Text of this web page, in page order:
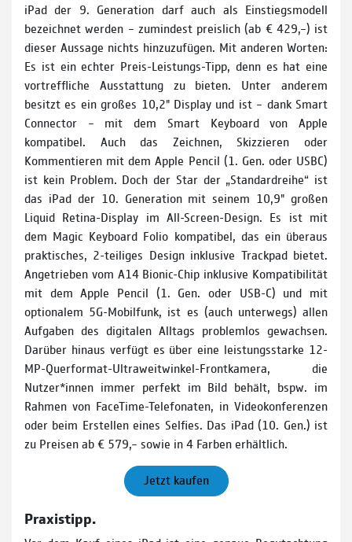
iPad der 9. Generation darf auch als Einstiegsmodell
bezeichnet werden – zumindest preislich (ab € 429,–) ist
dieser Aussage nichts hinzuzu­fügen. Mit anderen Worten:
Es ist ein echter Preis-Leistungs-Tipp, denn es hat eine
vortreffliche Ausstattung zu bieten. Unter anderem
besitzt es ein großes 10,2" Display und ist – dank Smart
Connector – mit dem Smart Keyboard von Apple
kompatibel. Auch das Zeichnen, Skizzieren oder
Kommentieren mit dem Apple Pencil (1. Gen. oder USB­C)
ist kein Problem. Doch der Star der „Standardreihe“ ist
das iPad der 10. Generation mit seinem 10,9" großen
Liquid Retina­-Display im All-­Screen-­Design. Es ist mit
dem Magic Keyboard Folio kompatibel, das ein überaus
praktisches, 2­-teiliges Design inklusive Trackpad bietet.
Angetrieben vom A14 Bionic-­Chip inklusive Kompa­tibilität
mit dem Apple Pencil (1. Gen. oder USB-C) und mit
optionalem 5G-Mobilfunk, ist es (auch unterwegs) allen
Aufgaben des digitalen Alltags problemlos gewachsen.
Darüber hinaus verfügt es über eine leistungsstarke 12-
MP-­Querformat-­Ultraweitwinkel­-Frontkamera, die
Nutzer*innen immer perfekt im Bild behält, bspw. im
Rahmen von FaceTime-Telefonaten, in Videokonferenzen
oder beim Erstellen eines Selfies. Das iPad (10. Gen.) ist
zu Preisen ab € 579,– sowie in 4 Farben erhältlich.
Jetzt kaufen
Praxistipp.